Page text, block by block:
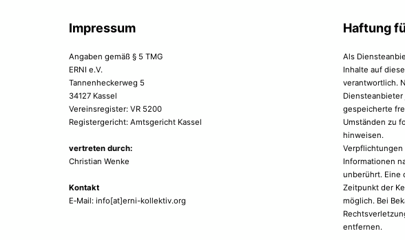
Impressum
Angaben gemäß § 5 TMG
ERNI e.V.
Tannenheckerweg 5
34127 Kassel
Vereinsregister: VR 5200
Registergericht: Amtsgericht Kassel
vertreten durch:
Christian Wenke
Kontakt
E‑Mail: info[at]erni-kollektiv.org
Haftung
Als
Inhalte auf
verantwortlich.
gespeicherte
Umständen zu
hinweisen.
Verpflichtungen
Informationen
unberührt. Eine
Zeitpunkt der
möglich. Bei
entfernen.